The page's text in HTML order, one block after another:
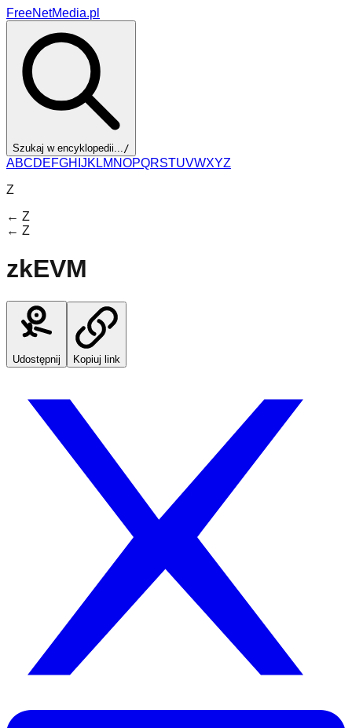
FreeNetMedia.pl
Szukaj w encyklopedii.../
ABCDEFGH JK LM NOPQRSTUVWXYZ
Z
← Z
← Z
zkEVM
Udostępnij Kopiuj link